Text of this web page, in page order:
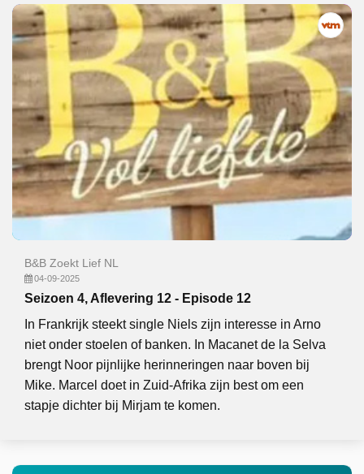
B&B Zoekt Lief NL
04-09-2025
Seizoen 4, Aflevering 12 - Episode 12
In Frankrijk steekt single Niels zijn interesse in Arno
niet onder stoelen of banken. In Macanet de la Selva
brengt Noor pijnlijke herinneringen naar boven bij
Mike. Marcel doet in Zuid-Afrika zijn best om een
stapje dichter bij Mirjam te komen.